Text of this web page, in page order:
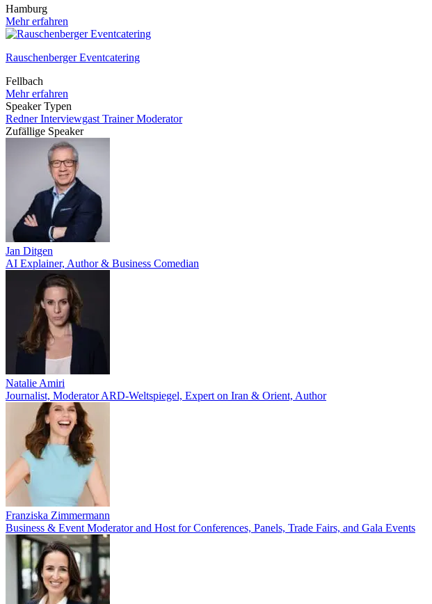
Hamburg
Mehr erfahren
Rauschenberger Eventcatering
Fellbach
Mehr erfahren
Speaker Typen
RednerInterviewgast TrainerModerator
Zufällige Speaker
Jan Ditgen
AI Explainer, Author & Business Comedian
Natalie Amiri
Journalist, Moderator ARD-Weltspiegel, Expert on Iran & Orient, Author
Franziska Zimmermann
Business & Event Moderator and Host for Conferences, Panels, Trade Fairs, and Gala Events